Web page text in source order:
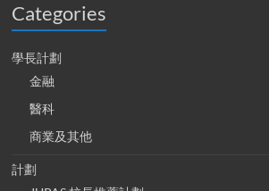
Categories
學長計劃
金融
醫科
商業及其他
計劃